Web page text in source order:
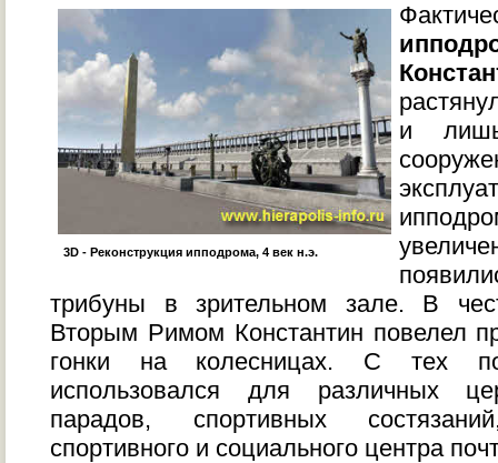
3D - Реконструкция ипподрома, 4 век н.э.
и
трибуны в зрительном зале. В
Вторым Римом Константин повелел
гонки на колесницах. С тех
использовался для различных
парадов, спортивных
спортивного и социального центра